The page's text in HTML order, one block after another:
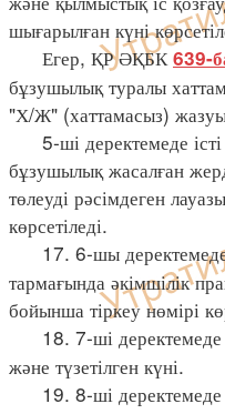
шығарылған күні
Егер, ҚР ӘҚБК639-
бұзушылық туралы
"Х/Ж" (хаттамасыз)
5-ші деректемеде
бұзушылық жасалған
төлеуді рәсімдеген
көрсетіледі.
17. 6-шы деректемеде
тармағында әкімшілік
бойынша тіркеу нөмірі
18. 7-ші деректемеде
және түзетілген күні.
19. 8-ші деректемеде